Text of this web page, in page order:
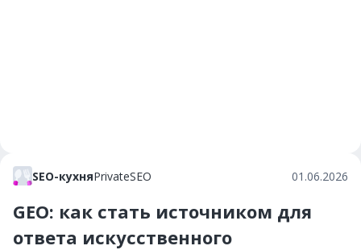
SEO-кухняPrivateSEO 01.06.2026
GEO: как стать источником для
ответа искусственного